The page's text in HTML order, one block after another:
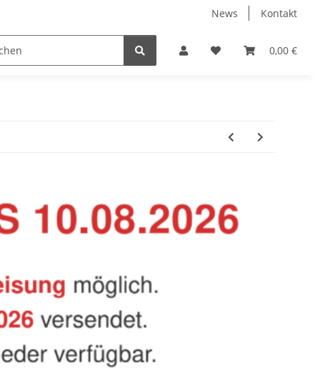
News Kontakt
0,00 €
Belüftung & Entlüftung